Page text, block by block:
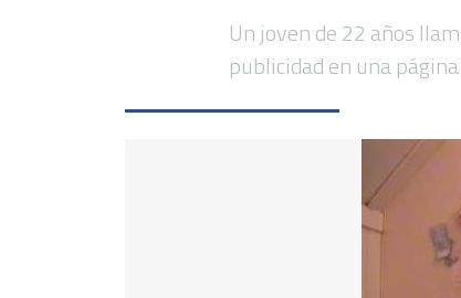
Un joven de 22 años
publicidad en una